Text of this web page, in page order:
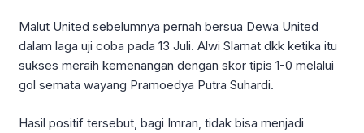
Malut United sebelumnya pernah bersua Dewa United
dalam laga uji coba pada 13 Juli. Alwi Slamat dkk ketika itu
sukses meraih kemenangan dengan skor tipis 1-0 melalui
gol semata wayang Pramoedya Putra Suhardi.
Hasil positif tersebut, bagi Imran, tidak bisa menjadi